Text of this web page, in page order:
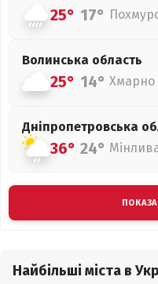
25° 17°
Волинська область
25° 14° Хмарно
Дніпропетровська
36° 24°
Найбільші міста в